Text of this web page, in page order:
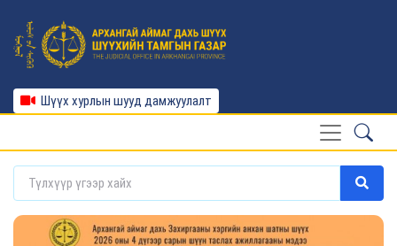
Шүүх хурлын шууд дамжуулалт